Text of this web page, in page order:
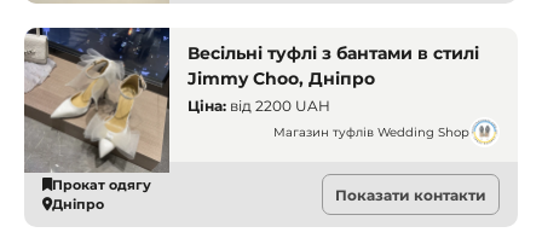
Весільні туфлі з бантами в стилі
Jimmy Choo, Дніпро
Ціна: від 2200 UAH
Магазин туфлів Wedding Shop
Прокат одягу
Дніпро
Показати контакти